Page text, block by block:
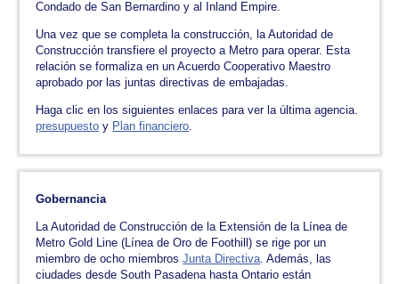
Condado de San Bernardino y al Inland Empire.
Una vez que se completa la construcción, la Autoridad de
Construcción transfiere el proyecto a Metro para operar. Esta
relación se formaliza en un Acuerdo Cooperativo Maestro
aprobado por las juntas directivas de embajadas.
Haga clic en los siguientes enlaces para ver la última agencia.
presupuesto y Plan financiero
Gobernancia
La Autoridad de Construcción de la Extensión de la Línea de
Metro Gold Line (Línea de Oro de Foothill) se rige por un
miembro de ocho miembrosJunta Directiva . Además, las
ciudades desde South Pasadena hasta Ontario están